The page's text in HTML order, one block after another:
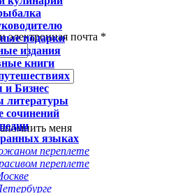
электронная почта *
меня
подарки
издания
книги
Бизнес
литературы
сочинений
языках
переплете
переплете